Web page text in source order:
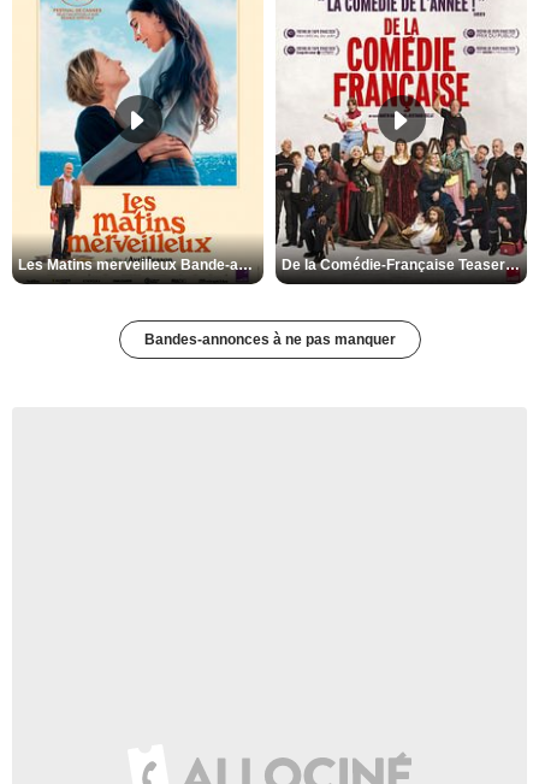
Les Matins merveilleux Bande-annonce VF De la Comédie-Française Teaser VF
Bandes-annonces à ne pas manquer